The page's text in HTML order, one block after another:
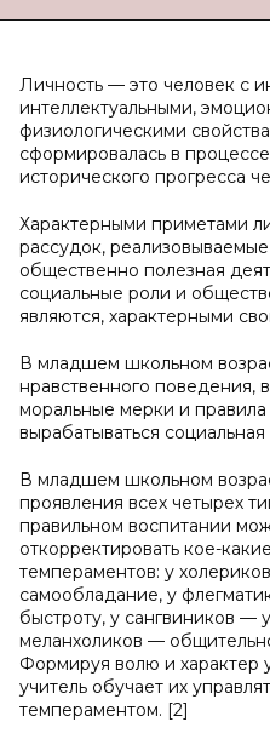
Личность — это человек с
интеллектуальными,
физиологическими
сформировалась в
исторического прогресса
Характерными приметами
рассудок,
общественно полезная
социальные роли и
являются, характерными
В младшем школьном
нравственного поведения,
моральные мерки и
вырабатываться
В младшем школьном
проявления всех четырех
правильном воспитании
откорректировать кое-
темпераментов: у
самообладание, у
быстроту, у сангвиников —
меланхоликов —
Формируя волю и характер
учитель обучает их
темпераментом. [2]